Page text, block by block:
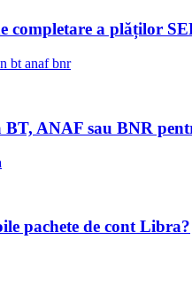
completare a plăților
BT, ANAF sau BNR
pachete de cont Libra?